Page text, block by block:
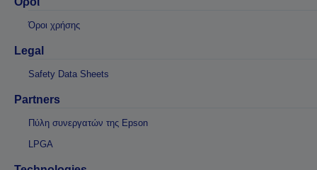
Όροι χρήσης
Legal
Safety Data Sheets
Partners
Πύλη συνεργατών της Epson
LPGA